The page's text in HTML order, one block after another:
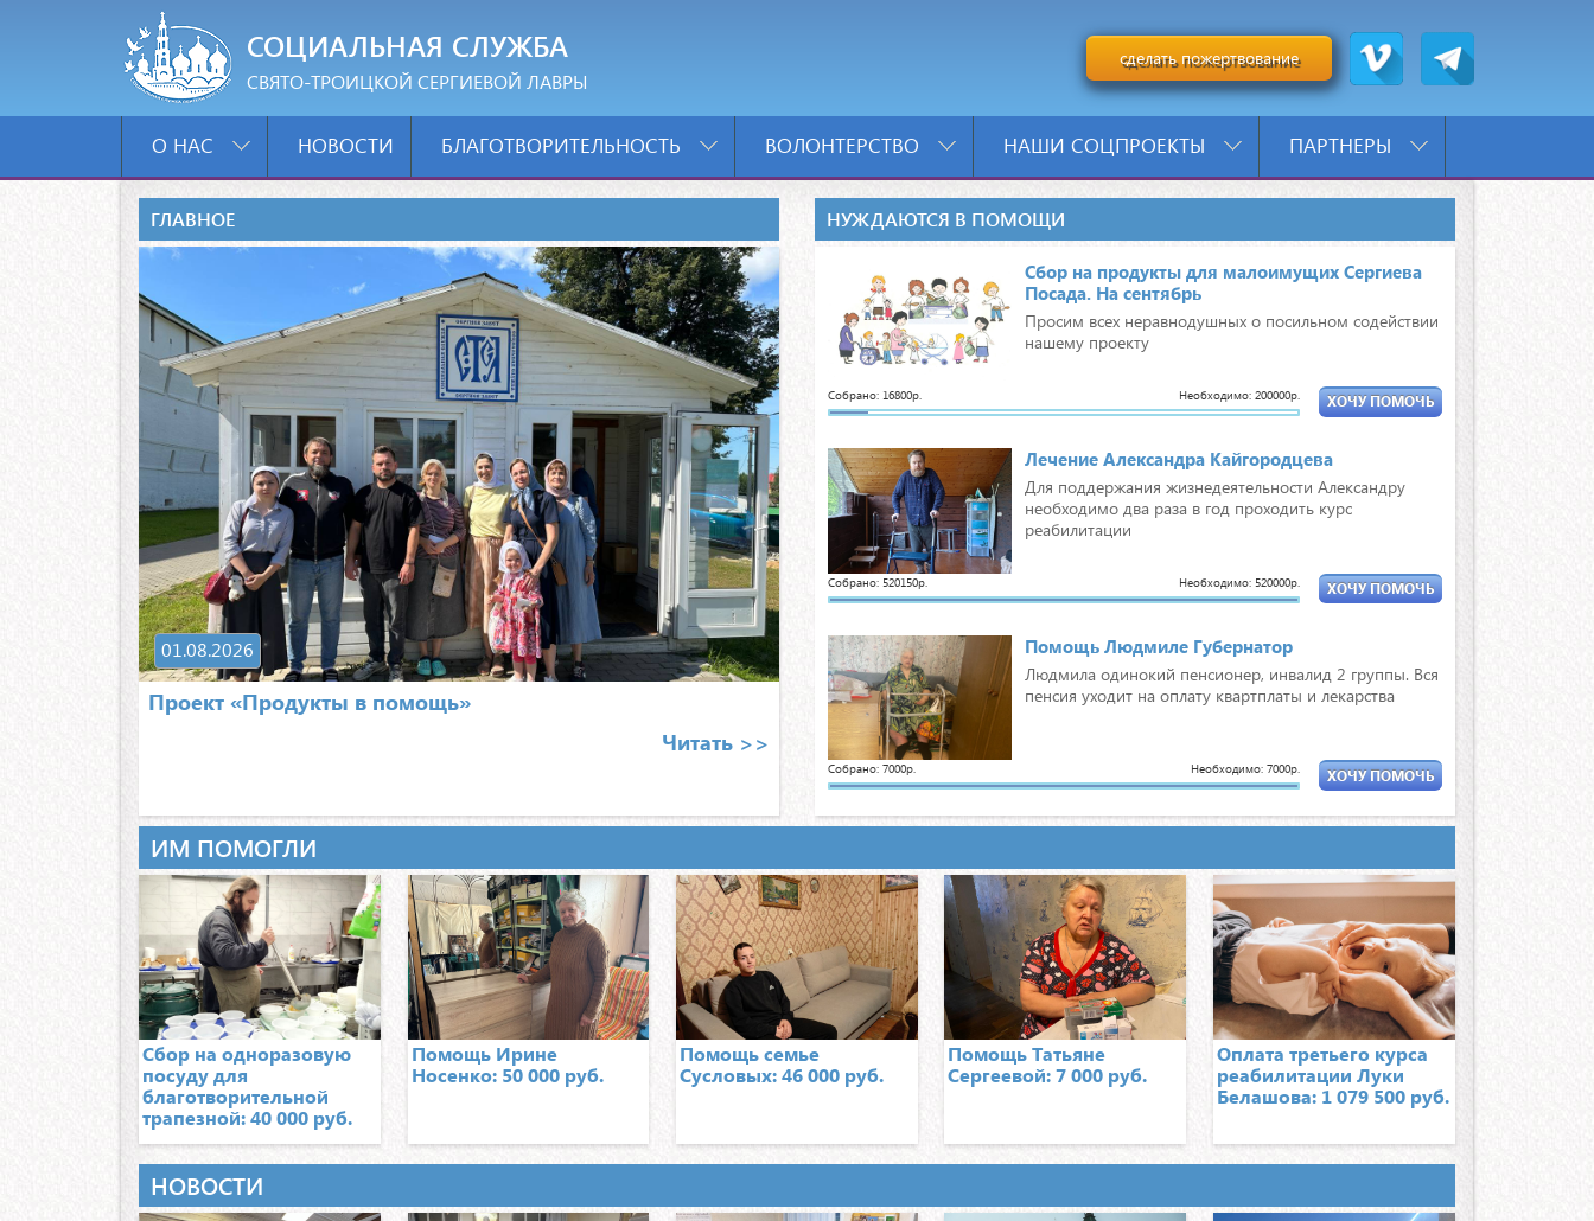
СОЦИАЛЬНАЯ СЛУЖБА
СВЯТО-ТРОИЦКОЙ СЕРГИЕВОЙ ЛАВРЫ
сделать пожертвование
О НАС НОВОСТИ БЛАГОТВОРИТЕЛЬНОСТЬ ВОЛОНТЕРСТВО НАШИ СОЦПРОЕКТЫ ПАРТНЕРЫ
ГЛАВНОЕ
01.08.2026
Проект «Продукты в помощь»
Читать >>
НУЖДАЮТСЯ В ПОМОЩИ
Сбор на продукты для малоимущих Сергиева
Посада. На сентябрь
Просим всех неравнодушных о посильном содействии
нашему проекту
Собрано: 16800р. Необходимо: 200000р. ХОЧУ ПОМОЧЬ
Лечение Александра Кайгородцева
Для поддержания жизнедеятельности Александру
необходимо два раза в год проходить курс
реабилитации
Собрано: 520150р. Необходимо: 520000р. ХОЧУ ПОМОЧЬ
Помощь Людмиле Губернатор
Людмила одинокий пенсионер, инвалид 2 группы. Вся
пенсия уходит на оплату квартплаты и лекарства
Собрано: 7000р. Необходимо: 7000р. ХОЧУ ПОМОЧЬ
Помощь Татьяне Сергеевой
медикаментозное лечение, которое она не может
себе позволить
Собрано: 7000р. Необходимо: 7000р. ХОЧУ ПОМОЧЬ
Помощь Павлу Булдакову
По состоянию здоровья Павел работать не может.
Очень часто лежит в больницах, вынужден ухаживать
за тяжкоболящей женой
Собрано: 1800р. Необходимо: 5000р. ХОЧУ ПОМОЧЬ
Продукты Коробейниковым
ИМ ПОМОГЛИ
Сбор на одноразовую
посуду для
благотворительной
трапезной: 40 000 руб.
Помощь Ирине
Носенко: 50 000 руб.
Помощь семье
Сусловых: 46 000 руб.
Помощь Татьяне
Сергеевой: 7 000 руб.
Оплата третьего курса
реабилитации Луки
Белашова: 1 079 500 руб.
НОВОСТИ